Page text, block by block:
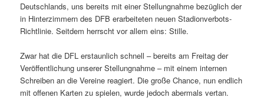
Deutschlands, uns bereits mit einer Stellungnahme bezüglich der
in Hinterzimmern des DFB erarbeiteten neuen Stadionverbots-
Richtlinie. Seitdem herrscht vor allem eins: Stille.
Zwar hat die DFL erstaunlich schnell – bereits am Freitag der
Veröffentlichung unserer Stellungnahme – mit einem internen
Schreiben an die Vereine reagiert. Die große Chance, nun endlich
mit offenen Karten zu spielen, wurde jedoch abermals vertan.